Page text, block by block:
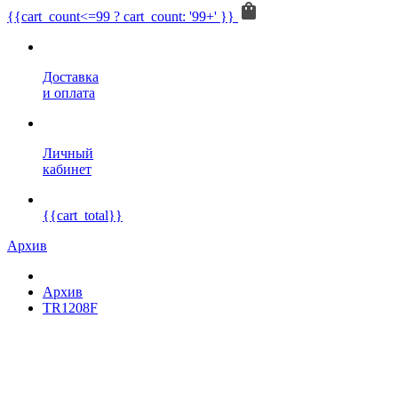
{{cart_count<=99 ? cart_count: '99+' }}
Доставка
и оплата
Личный
кабинет
{{cart_total}}
Архив
Архив
TR1208F